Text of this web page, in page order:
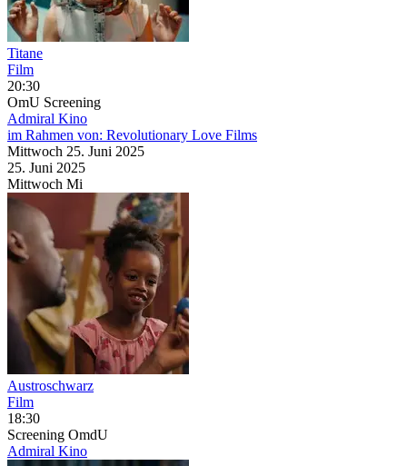
Titane
Film
20:30
OmU Screening
Admiral Kino
im Rahmen von: Revolutionary Love Films
Mittwoch 25. Juni 2025
25. Juni 2025
Mittwoch Mi
Austroschwarz
Film
18:30
Screening OmdU
Admiral Kino